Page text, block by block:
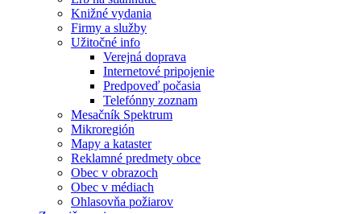
Knižné vydania
Firmy a služby
Užitočné info
Verejná doprava
Internetové pripojenie
Predpoveď počasia
Telefónny zoznam
Mesačník Spektrum
Mikroregión
Mapy a kataster
Reklamné predmety obce
Obec v obrazoch
Obec v médiach
Ohlasovňa požiarov